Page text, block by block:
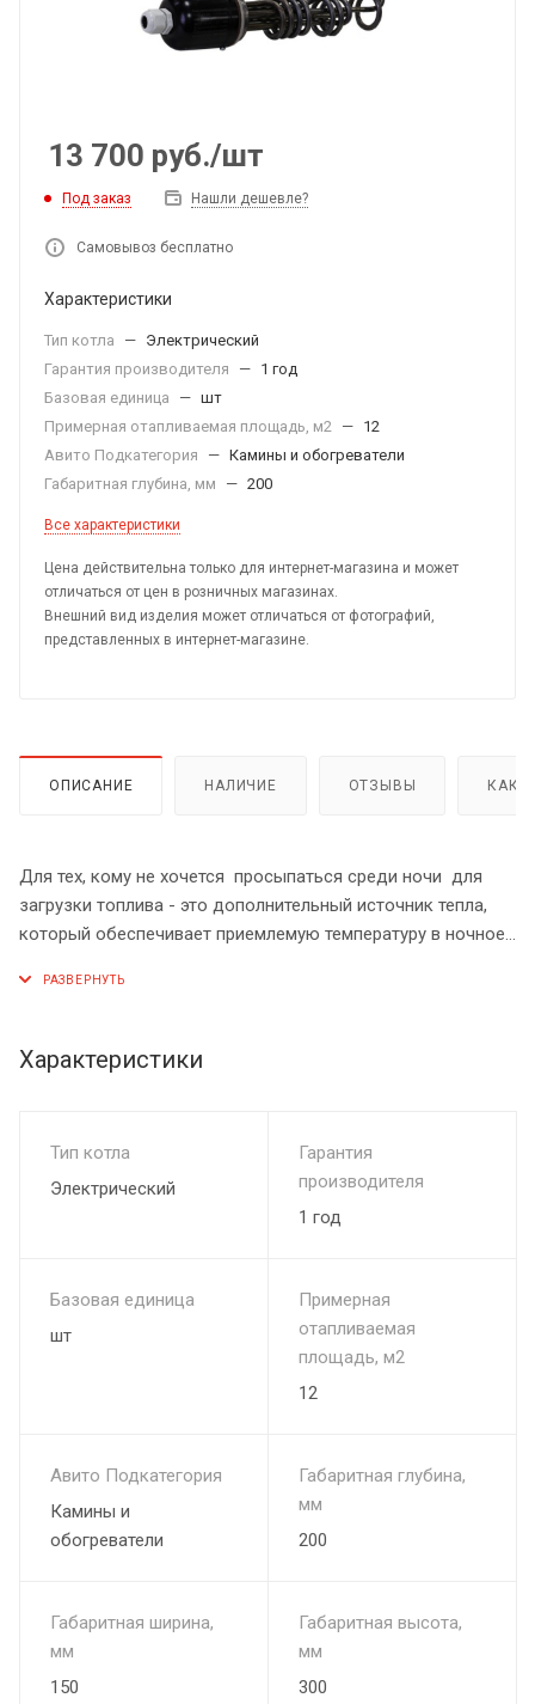
13 700 руб./шт
Под заказ Нашли дешевле?
Самовывоз бесплатно
Характеристики
Тип котла — Электрический
Гарантия производителя
— 1 год
Базовая единица
— шт
Примерная отапливаемая площадь, м2 — 12
Авито Подкатегория
— Камины и обогреватели
Габаритная глубина, мм
— 200
Все характеристики
Цена действительна только для интернет-магазина и может
отличаться от цен в розничных магазинах.
Внешний вид изделия может отличаться от фотографий,
представленных в интернет-магазине.
ОПИСАНИЕ НАЛИЧИЕ ОТЗЫВЫ КАК
Для тех, кому не хочется просыпаться среди ночи для
загрузки топлива - это дополнительный источник тепла,
который обеспечивает приемлемую температуру в ночное
дополнительная и недорогая страховка от
ТЭНБ – блок с тремя нагревательными элементами из
возможность безаварийной работы с незамерзающими
теплоносителями.
температуре теплоносителя и по температуре воздуха.
Использование панели управления возможно не только
для обеспечения функции безопасности системы
топления, но и для поддержания необходимой и
Характеристики
Тип котла
Электрический
Гарантия
производителя
1 год
Базовая единица
шт
Примерная
отапливаемая
площадь, м2
12
Авито Подкатегория
Камины и
обогреватели
Габаритная глубина,
мм
200
Габаритная ширина,
мм
150
Габаритная высота,
мм
300